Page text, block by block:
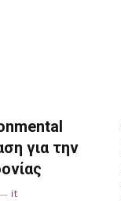
για την
it